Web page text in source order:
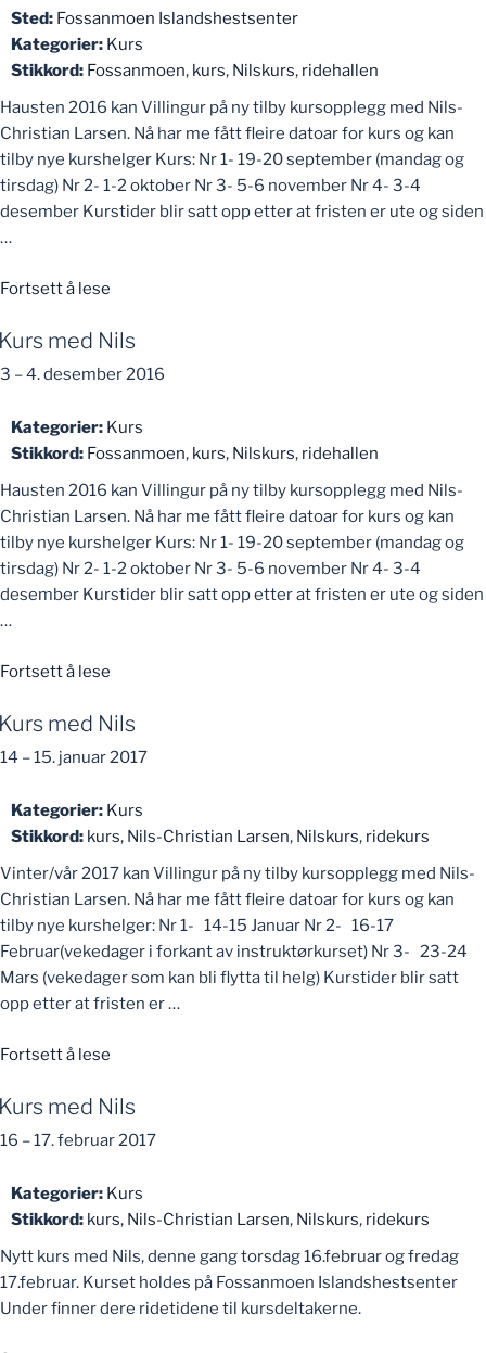
Sted: Fossanmoen Islandshestsenter
Kategorier: Kurs
Stikkord: Fossanmoen, kurs, Nilskurs, ridehallen
Hausten 2016 kan Villingur på ny tilby kursopplegg med Nils-
Christian Larsen. Nå har me fått fleire datoar for kurs og kan
tilby nye kurshelger Kurs: Nr 1- 19-20 september (mandag og
tirsdag) Nr 2- 1-2 oktober Nr 3- 5-6 november Nr 4- 3-4
desember Kurstider blir satt opp etter at fristen er ute og siden
…
Fortsett å lese
Nils»
med Nils
3 –4. desember 2016
Kategorier: Kurs
Stikkord: Fossanmoen, kurs, Nilskurs, ridehallen
Hausten 2016 kan Villingur på ny tilby kursopplegg med Nils-
Christian Larsen. Nå har me fått fleire datoar for kurs og kan
tilby nye kurshelger Kurs: Nr 1- 19-20 september (mandag og
tirsdag) Nr 2- 1-2 oktober Nr 3- 5-6 november Nr 4- 3-4
desember Kurstider blir satt opp etter at fristen er ute og siden
…
Fortsett å lese
Nils»
med Nils
14 –15. januar 2017
Kategorier: Kurs
Stikkord: kurs, Nils-Christian Larsen, Nilskurs, ridekurs
Vinter/vår 2017 kan Villingur på ny tilby kursopplegg med Nils-
Christian Larsen. Nå har me fått fleire datoar for kurs og kan
tilby nye kurshelger: Nr 1- 14-15 Januar Nr 2- 16-17
Februar(vekedager i forkant av instruktørkurset) Nr 3- 23-24
Mars (vekedager som kan bli flytta til helg) Kurstider blir satt
opp etter at fristen er …
Fortsett å lese
Nils»
med Nils
16 –17. februar 2017
Kategorier: Kurs
Stikkord: kurs, Nils-Christian Larsen, Nilskurs, ridekurs
Nytt kurs med Nils, denne gang torsdag 16.februar og fredag
17.februar. Kurset holdes på Fossanmoen Islandshestsenter
Under finner dere ridetidene til kursdeltakerne.